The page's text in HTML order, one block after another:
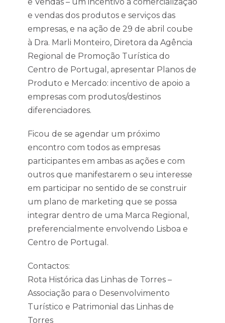
e vendas dos produtos e serviços das
empresas, e na ação de 29 de abril coube
à Dra. Marli Monteiro, Diretora da Agência
Regional de Promoção Turística do
Centro de Portugal, apresentar Planos de
Produto e Mercado: incentivo de apoio a
empresas com produtos/destinos
diferenciadores.
Ficou de se agendar um próximo
encontro com todos as empresas
participantes em ambas as ações e com
outros que manifestarem o seu interesse
em participar no sentido de se construir
um plano de marketing que se possa
integrar dentro de uma Marca Regional,
preferencialmente envolvendo Lisboa e
Centro de Portugal.
Contactos:
Rota Histórica das Linhas de Torres –
Associação para o Desenvolvimento
Turístico e Patrimonial das Linhas de
Torres